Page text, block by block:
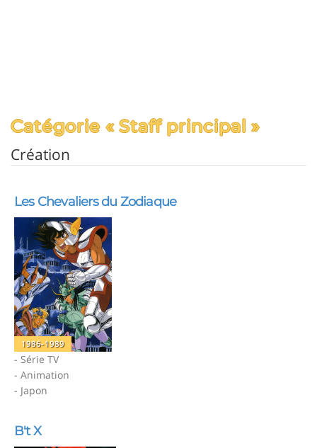
Catégorie « Staff principal »
Création
Les Chevaliers du Zodiaque
1986-1989
- Série TV
- Animation
- Japon
B't X